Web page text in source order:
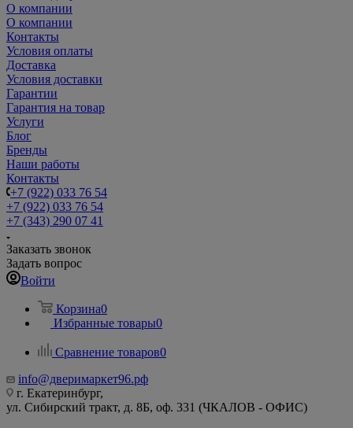
О компании
О компании
Контакты
Условия оплаты
Доставка
Условия доставки
Гарантии
Гарантия на товар
Услуги
Блог
Бренды
Наши работы
Контакты
+7 (922) 033 76 54
+7 (922) 033 76 54
+7 (343) 290 07 41
Заказать звонок
Задать вопрос
Войти
Корзина0
Избранные товары0
Сравнение товаров0
info@дверимаркет96.рф
г. Екатеринбург,
ул. Сибирский тракт, д. 8Б, оф. 331 (ЧКАЛОВ - ОФИС)